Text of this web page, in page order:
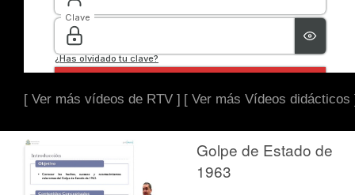
[ Ver más vídeos de RTV ] [ Ver más Vídeos didácticos
Golpe de Estado de
1963